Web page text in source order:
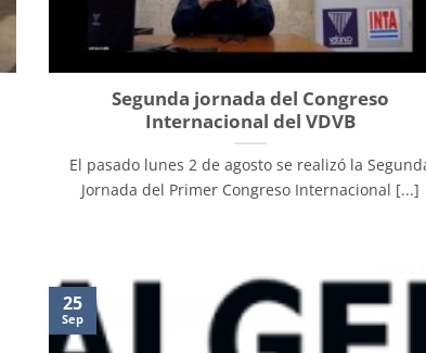
Segunda jornada del Congreso
Internacional del VDVB
El pasado lunes 2 de agosto se realizó la
Jornada del Primer Congreso Internacional [...]
25
Sep